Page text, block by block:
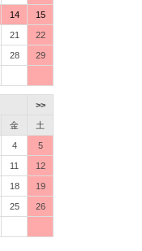
14 15
21 22
28 29
>>
金 土
4 5
11 12
18 19
25 26